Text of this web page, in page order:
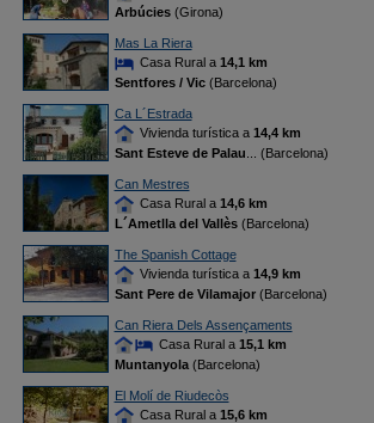
Arbúcies(Girona)
Mas La Riera
Casa Rural a 14,1 km
Sentfores / Vic(Barcelona)
Ca L´Estrada
Vivienda turística a 14,4 km
Sant Esteve de Palau ... (Barcelona)
Can Mestres
Casa Rural a 14,6 km
L´Ametlla del Vallès(Barcelona)
The Spanish Cottage
Vivienda turística a 14,9 km
Sant Pere de Vilamajor(Barcelona)
Can Riera Dels Assençaments
Casa Rural a 15,1 km
Muntanyola(Barcelona)
El Molí de Riudecòs
Casa Rural a 15,6 km